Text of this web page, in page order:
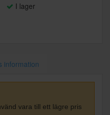
I lager
information
vara till ett lägre pris